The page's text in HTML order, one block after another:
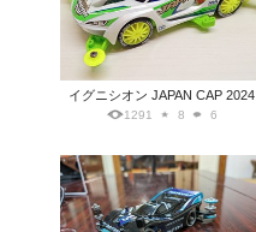
イグニシオン JAPAN CAP 2024
1291 8 6